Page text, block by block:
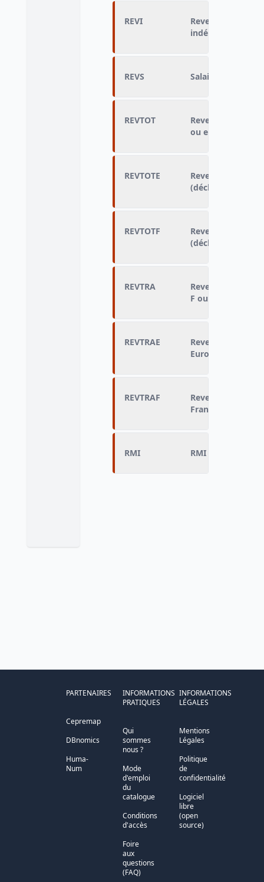
REVI
Revenus d'une
indépendante
REVS Salaires,
REVTOT
Revenu global
ou en €) ramené
REVTOTE
Revenu global
(déclaré en Euros)
REVTOTF
Revenu global
(déclaré en
REVTRA
Revenu du
F ou en €)
REVTRAE
Revenu du
Euros)
REVTRAF
Revenu du
Francs)
RMI RMI
PARTENAIRES
Cepremap
DBnomics
Huma-
Num
INFORMATIONS
PRATIQUES
Qui
sommes
nous ?
Mode
d'emploi
du
catalogue
Conditions
d'accès
Foire
aux
questions
(FAQ)
INFORMATIONS
LÉGALES
Mentions
Légales
Politique
de
confidentialité
Logiciel
libre
(open
source)